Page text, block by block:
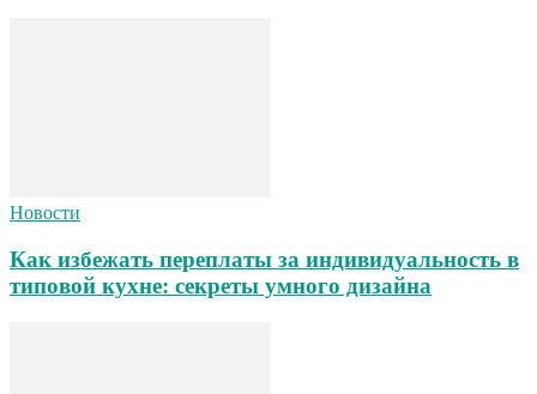
Новости
Как избежать переплаты за индивидуальность в
типовой кухне: секреты умного дизайна